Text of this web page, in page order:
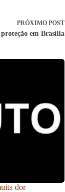
PRÓXIMO POST
proteção em Brasília
dor